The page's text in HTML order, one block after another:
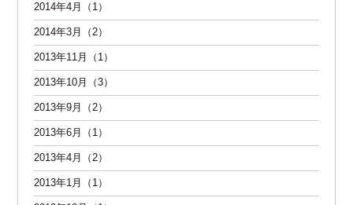
2014年4月（1）
2014年3月（2）
2013年11月（1）
2013年10月（3）
2013年9月（2）
2013年6月（1）
2013年4月（2）
2013年1月（1）